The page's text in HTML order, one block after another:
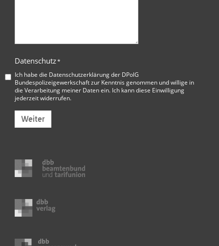
Datenschutz*
Ich habe die Datenschutzerklärung der DPolG
Bundespolizeigewerkschaftzur Kenntnis genommen und willige in
die Verarbeitung meiner Daten ein. Ich kann diese Einwilligung
jederzeit widerrufen.
Weiter